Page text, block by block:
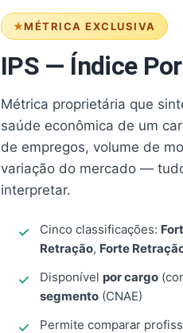
MÉTRICA EXCLUSIVA
IPS — Índice
Métrica proprietária que
saúde econômica de um
de empregos, volume de
variação do mercado —
interpretar.
Cinco classificações:
Retração, Forte
Disponível por cargo
segmento (CNAE)
Permite comparar